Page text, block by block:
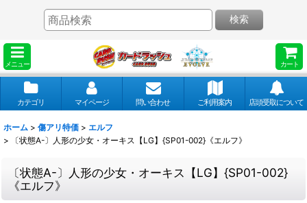
メニュー カート
検索
カテゴリ マイページ 問い合わせ ご利用案内 店頭受取について
ホーム > 傷アリ特価 > エルフ
>
〔状態A-〕人形の少女・オーキス【LG】{SP01-002}《エルフ》
〔状態A-〕人形の少女・オーキス【LG】{SP01-002}
《エルフ》